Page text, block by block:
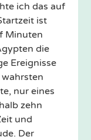
ich das auf
ist
Minuten
die
Ereignisse
nur eines
zehn
und
Der